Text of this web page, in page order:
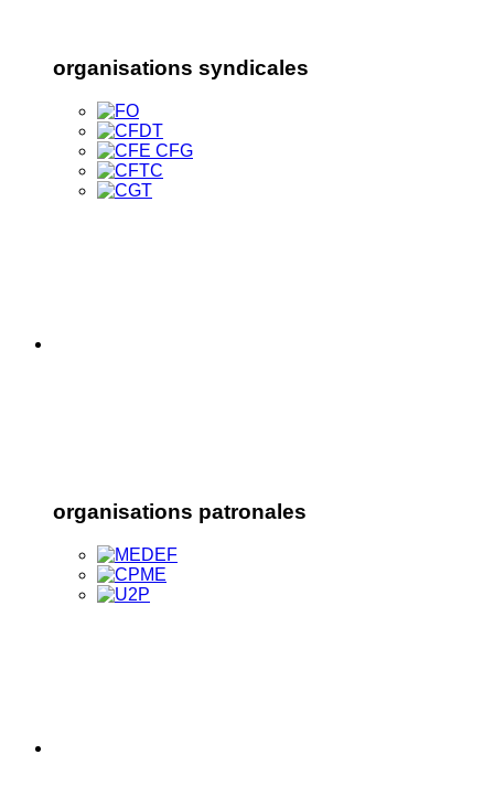
organisations syndicales
organisations patronales